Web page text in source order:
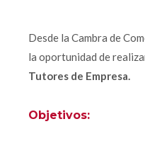
Desde la Cambra de
la oportunidad de
Tutores de Empresa.
Objetivos: